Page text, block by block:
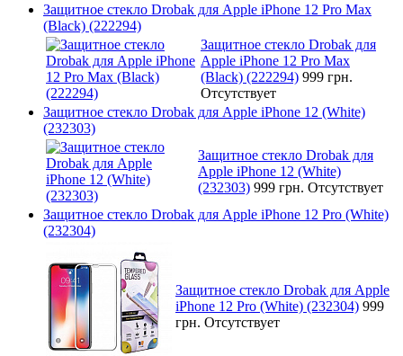
Защитное стекло Drobak для Apple iPhone 12 Pro Max
(Black) (222294)
Защитное стекло Drobak для
Apple iPhone 12 Pro Max
(Black) (222294) 999 грн.
Отсутствует
Защитное стекло Drobak для Apple iPhone 12 (White)
(232303)
Защитное стекло Drobak для
Apple iPhone 12 (White)
(232303) 999 грн. Отсутствует
Защитное стекло Drobak для Apple iPhone 12 Pro (White)
(232304)
Защитное стекло Drobak для Apple
iPhone 12 Pro (White) (232304) 999
грн. Отсутствует